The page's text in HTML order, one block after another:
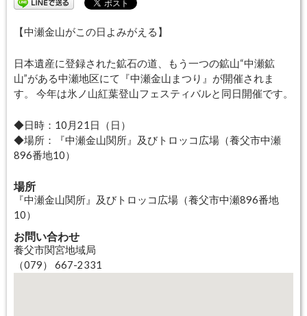
【中瀬金山がこの日よみがえる】
日本遺産に登録された鉱石の道、もう一つの鉱山“中瀬鉱
山”がある中瀬地区にて『中瀬金山まつり』が開催されま
す。 今年は氷ノ山紅葉登山フェスティバルと同日開催です。
◆日時：10月21日（日）
◆場所：『中瀬金山関所』及びトロッコ広場（養父市中瀬
896番地10）
場所
『中瀬金山関所』及びトロッコ広場（養父市中瀬896番地
10）
お問い合わせ
養父市関宮地域局
（079） 667-2331